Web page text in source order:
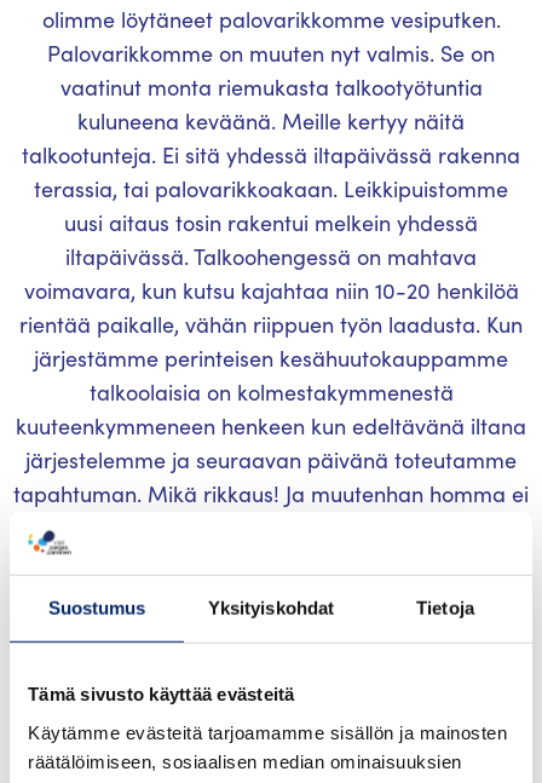
Suostumus Yksityiskohdat Tietoja
Tämä sivusto käyttää evästeitä
Käytämme evästeitä tarjoamamme sisällön ja mainosten
räätälöimiseen, sosiaalisen median ominaisuuksien
olimme löytäneet palovarikkomme vesiputken.
Palovarikkomme on muuten nyt valmis. Se on
vaatinut monta riemukasta talkootyötuntia
kuluneena keväänä. Meille kertyy näitä
talkootunteja. Ei sitä yhdessä iltapäivässä rakenna
terassia, tai palovarikkoakaan. Leikkipuistomme
uusi aitaus tosin rakentui melkein yhdessä
iltapäivässä. Talkoohengessä on mahtava
voimavara, kun kutsu kajahtaa niin 10-20 henkilöä
rientää paikalle, vähän riippuen työn laadusta. Kun
järjestämme perinteisen kesähuutokauppamme
talkoolaisia on kolmestakymmenestä
kuuteenkymmeneen henkeen kun edeltävänä iltana
järjestelemme ja seuraavan päivänä toteutamme
tapahtuman. Mikä rikkaus! Ja muutenhan homma ei
kesäasukkaamme on meille suuri ilon aihe. He ovat
olleet aktiivisesti mukana jo kyläyhdistystä
kesäasukkaiden välillä kylämme ei olisi
samanlaisensa.